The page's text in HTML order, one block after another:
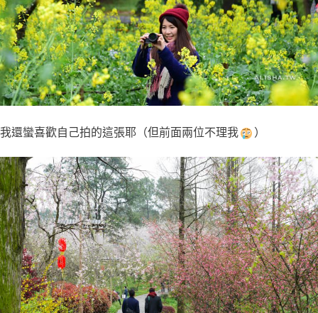
我還蠻喜歡自己拍的這張耶（但前面兩位不理我 ）